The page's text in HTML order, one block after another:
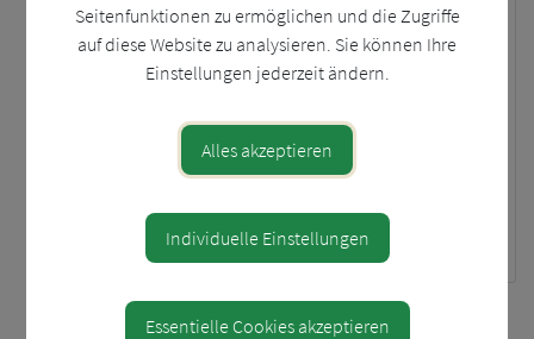
Energiebeauftragter iSd
NÖ
Energieeffizienzgesetzes
Grundverkehrskommission
Umweltgemeinderat
Umwelt und Energie
⇐ zurück
Seitenfunktionen zu ermöglichen und die Zugriffe
auf diese Website zu analysieren. Sie können Ihre
Einstellungen jederzeit ändern.
Alles akzeptieren
Individuelle Einstellungen
Essentielle Cookies akzeptieren